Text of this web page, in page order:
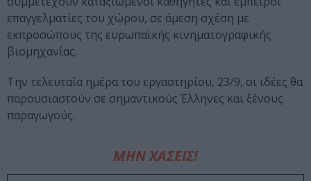
επαγγελματίες του χώρου, σε άμεση σχέση με
εκπροσώπους της ευρωπαϊκής κινηματογραφικής
βιομηχανίας.
Την τελευταία ημέρα του εργαστηρίου, 23/9, οι ιδέες θα
παρουσιαστούν σε σημαντικούς Έλληνες και ξένους
παραγωγούς.
ΜΗΝ ΧΑΣΕΙΣ!